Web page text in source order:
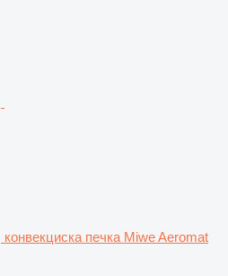
конвекциска печка Miwe Aeromat